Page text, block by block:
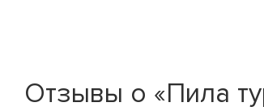
Отзывы о «Пила